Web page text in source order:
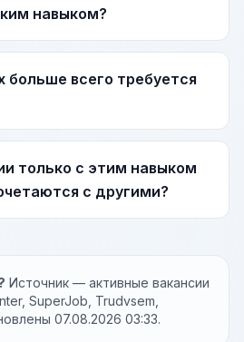
навыком?
больше всего требуется
только с этим навыком
с другими?
Источник — активные вакансии
SuperJob, Trudvsem,
07.08.2026 03:33.